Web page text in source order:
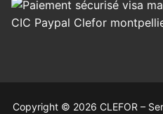
Copyright © 2026 CLEFOR –